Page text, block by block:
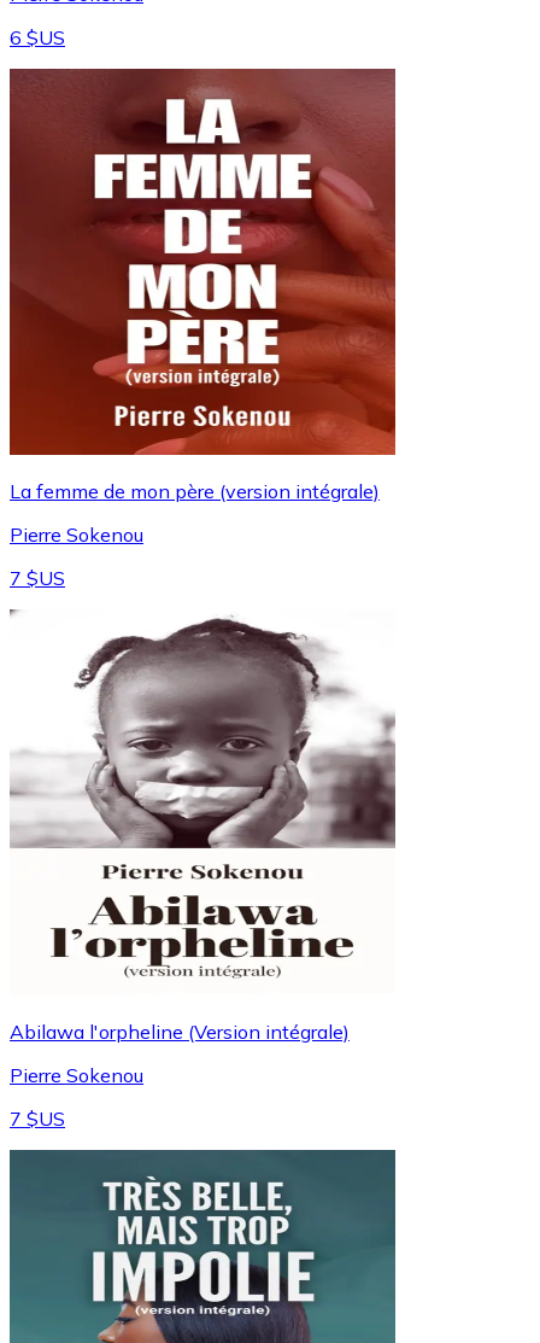
6 $US
La femme de mon père (version intégrale)
Pierre Sokenou
7 $US
Abilawa l'orpheline (Version intégrale)
Pierre Sokenou
7 $US